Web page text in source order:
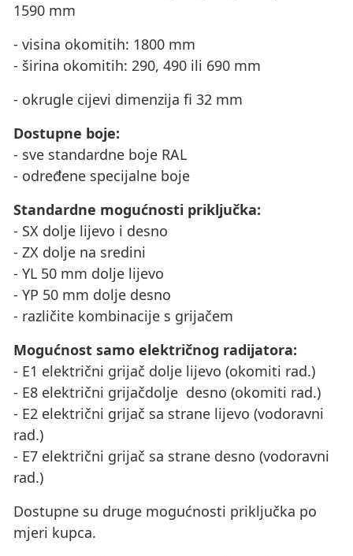
1590 mm
- visina okomitih: 1800 mm
- širina okomitih: 290, 490 ili 690 mm
- okrugle cijevi dimenzija fi 32 mm
Dostupne boje:
- sve standardne boje RAL
- određene specijalne boje
Standardne mogućnosti priključka:
- SX dolje lijevo i desno
- ZX dolje na sredini
- YL 50 mm dolje lijevo
- YP 50 mm dolje desno
- različite kombinacije s grijačem
Mogućnost samo električnog radijatora:
- E1 električni grijač dolje lijevo (okomiti rad.)
- E8 električni grijačdolje desno (okomiti rad.)
- E2 električni grijač sa strane lijevo (vodoravni
rad.)
- E7 električni grijač sa strane desno (vodoravni
rad.)
Dostupne su druge mogućnosti priključka po
mjeri kupca.